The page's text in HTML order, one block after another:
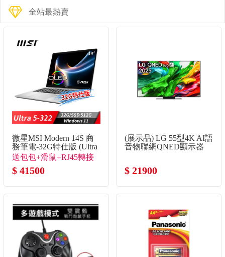
全站最熱賣
微星MSI Modern 14S 商
務筆電-32G特仕版 (Ultra
5-322/32G/512G
SSD/Win11/銀色)
送包包+滑鼠+RJ45轉接
線
$ 41500
(展示品) LG 55型4K AI語
音物聯網QNED顯示器
$ 21900